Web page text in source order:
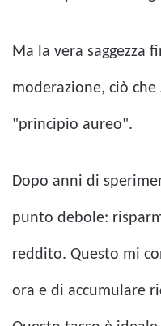
Ma la vera saggezza
moderazione, ciò
"principio aureo".
Dopo anni di
punto debole:
reddito. Questo mi
ora e di accumulare